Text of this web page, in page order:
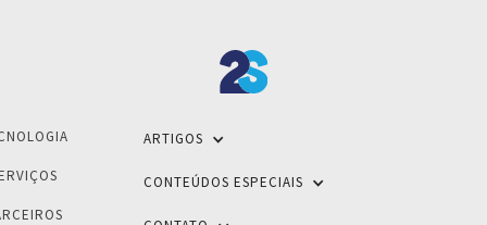
ARTIGOS
CONTEÚDOS ESPECIAIS